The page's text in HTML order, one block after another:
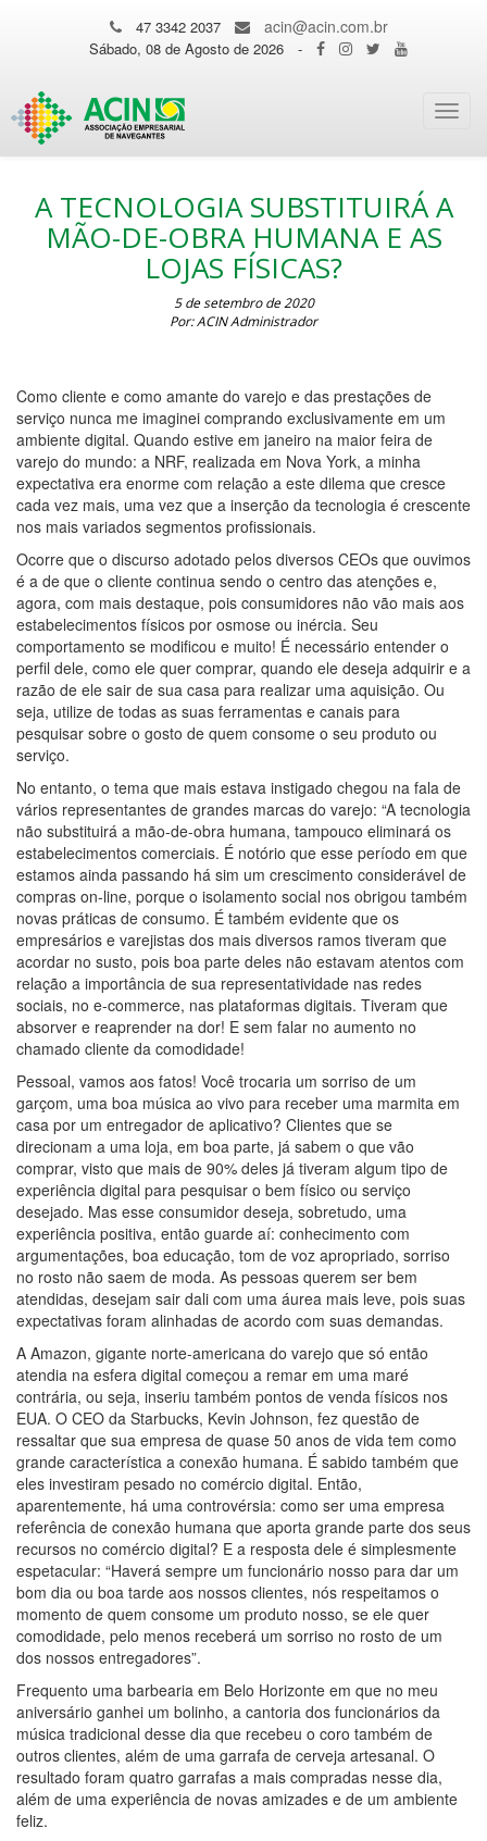
47 3342 2037 acin@acin.com.br
Sábado, 08 de Agosto de 2026 -
A TECNOLOGIA SUBSTITUIRÁ A
MÃO-DE-OBRA HUMANA E AS
LOJAS FÍSICAS?
5 de setembro de 2020
Por: ACIN Administrador
Como cliente e como amante do varejo e das prestações de
serviço nunca me imaginei comprando exclusivamente em um
ambiente digital. Quando estive em janeiro na maior feira de
varejo do mundo: a NRF, realizada em Nova York, a minha
expectativa era enorme com relação a este dilema que cresce
cada vez mais, uma vez que a inserção da tecnologia é crescente
nos mais variados segmentos profissionais.
Ocorre que o discurso adotado pelos diversos CEOs que ouvimos
é a de que o cliente continua sendo o centro das atenções e,
agora, com mais destaque, pois consumidores não vão mais aos
estabelecimentos físicos por osmose ou inércia. Seu
comportamento se modificou e muito! É necessário entender o
perfil dele, como ele quer comprar, quando ele deseja adquirir e a
razão de ele sair de sua casa para realizar uma aquisição. Ou
seja, utilize de todas as suas ferramentas e canais para
pesquisar sobre o gosto de quem consome o seu produto ou
serviço.
No entanto, o tema que mais estava instigado chegou na fala de
vários representantes de grandes marcas do varejo: “A tecnologia
não substituirá a mão-de-obra humana, tampouco eliminará os
estabelecimentos comerciais. É notório que esse período em que
estamos ainda passando há sim um crescimento considerável de
compras on-line, porque o isolamento social nos obrigou também
novas práticas de consumo. É também evidente que os
empresários e varejistas dos mais diversos ramos tiveram que
acordar no susto, pois boa parte deles não estavam atentos com
relação a importância de sua representatividade nas redes
sociais, no e-commerce, nas plataformas digitais. Tiveram que
absorver e reaprender na dor! E sem falar no aumento no
chamado cliente da comodidade!
Pessoal, vamos aos fatos! Você trocaria um sorriso de um
garçom, uma boa música ao vivo para receber uma marmita em
casa por um entregador de aplicativo? Clientes que se
direcionam a uma loja, em boa parte, já sabem o que vão
comprar, visto que mais de 90% deles já tiveram algum tipo de
experiência digital para pesquisar o bem físico ou serviço
desejado. Mas esse consumidor deseja, sobretudo, uma
experiência positiva, então guarde aí: conhecimento com
argumentações, boa educação, tom de voz apropriado, sorriso
no rosto não saem de moda. As pessoas querem ser bem
atendidas, desejam sair dali com uma áurea mais leve, pois suas
expectativas foram alinhadas de acordo com suas demandas.
A Amazon, gigante norte-americana do varejo que só então
atendia na esfera digital começou a remar em uma maré
contrária, ou seja, inseriu também pontos de venda físicos nos
EUA. O CEO da Starbucks, Kevin Johnson, fez questão de
ressaltar que sua empresa de quase 50 anos de vida tem como
grande característica a conexão humana. É sabido também que
eles investiram pesado no comércio digital. Então,
aparentemente, há uma controvérsia: como ser uma empresa
referência de conexão humana que aporta grande parte dos seus
recursos no comércio digital? E a resposta dele é simplesmente
espetacular: “Haverá sempre um funcionário nosso para dar um
bom dia ou boa tarde aos nossos clientes, nós respeitamos o
momento de quem consome um produto nosso, se ele quer
comodidade, pelo menos receberá um sorriso no rosto de um
dos nossos entregadores”.
Frequento uma barbearia em Belo Horizonte em que no meu
aniversário ganhei um bolinho, a cantoria dos funcionários da
música tradicional desse dia que recebeu o coro também de
outros clientes, além de uma garrafa de cerveja artesanal. O
resultado foram quatro garrafas a mais compradas nesse dia,
além de uma experiência de novas amizades e de um ambiente
feliz.